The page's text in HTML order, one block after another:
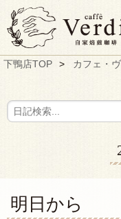
下鴨店TOP カフェ・
明日から